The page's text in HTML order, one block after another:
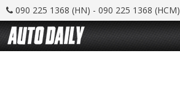
090 225 1368 (HN) - 090 225 1368 (HCM)